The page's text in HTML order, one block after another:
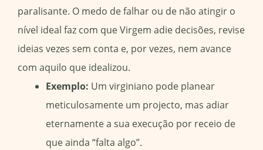
paralisante. O medo de falhar ou de não atingir o
nível ideal faz com que Virgem adie decisões, revise
ideias vezes sem conta e, por vezes, nem avance
com aquilo que idealizou.
Exemplo: Um virginiano pode planear
meticulosamente um projecto, mas adiar
eternamente a sua execução por receio de
que ainda “falta algo”.